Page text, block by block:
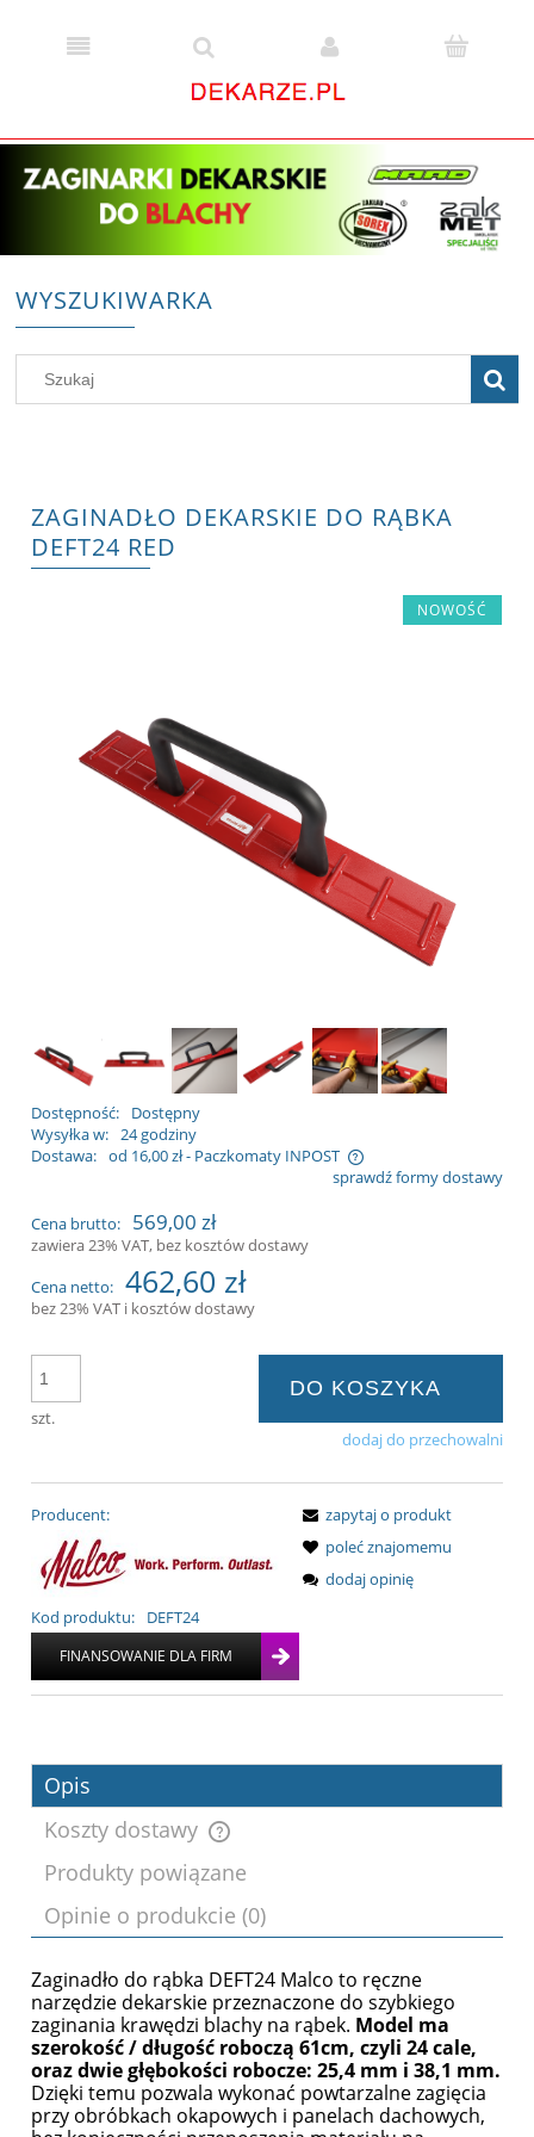
WYSZUKIWARKA
ZAGINADŁO DEKARSKIE DO RĄBKA
DEFT24 RED
NOWOŚĆ
Dostępność:
Dostępny
Wysyłka w: 24 godziny
Dostawa: od 16,00 zł- Paczkomaty INPOST
płatności
sprawdź formy dostawy
Cena brutto: 569,00 zł
zawiera 23% VAT, bez kosztów dostawy
Cena netto: 462,60 zł
bez 23% VAT i kosztów dostawy
szt.
DO KOSZYKA
dodaj do przechowalni
Producent:
Kod produktu: DEFT24
zapytaj o produkt
poleć znajomemu
dodaj opinię
Opis
Koszty dostawy
płatności
Produkty powiązane
Opinie o produkcie (0)
Zaginadło do rąbka DEFT24 Malco to ręczne
narzędzie dekarskie przeznaczone do szybkiego
zaginania krawędzi blachy na rąbek. Model ma
szerokość / długość roboczą 61cm, czyli 24 cale,
oraz dwie głębokości robocze: 25,4 mm i 38,1 mm.
Dzięki temu pozwala wykonać powtarzalne zagięcia
przy obróbkach okapowych i panelach dachowych,